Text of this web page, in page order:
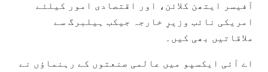
آفیسر ایتھن کلائن، اور اقتصادی امور کیلئے
امریکی نائب وزیرِ خارجہ جیکب ہیلبرگ سے
ملاقاتیں بھی کیں۔
اے آئی ایکسپو میں عالمی صنعتوں کے رہنماؤں نے